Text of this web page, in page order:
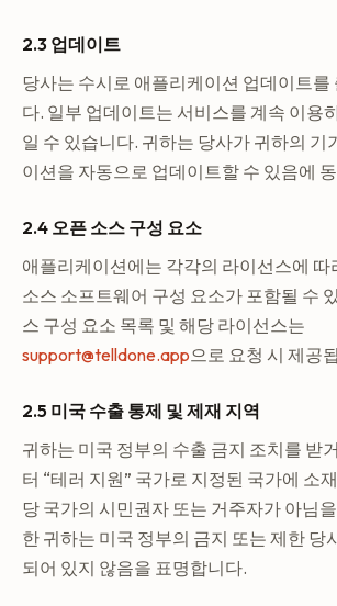
2.3 업데이트
당사는 수시로 애플리케이션 업데이트를
다. 일부 업데이트는 서비스를 계속 이용
일 수 있습니다. 귀하는 당사가 귀하의 기
이션을 자동으로 업데이트할 수 있음에
2.4 오픈 소스 구성 요소
애플리케이션에는 각각의 라이선스에 따
소스 소프트웨어 구성 요소가 포함될 수
스 구성 요소 목록 및 해당 라이선스는
support@telldone.app으로 요청 시 제공
2.5 미국 수출 통제 및 제재 지역
귀하는 미국 정부의 수출 금지 조치를 받
터 “테러 지원” 국가로 지정된 국가에 소
당 국가의 시민권자 또는 거주자가 아님
한 귀하는 미국 정부의 금지 또는 제한 당
되어 있지 않음을 표명합니다.